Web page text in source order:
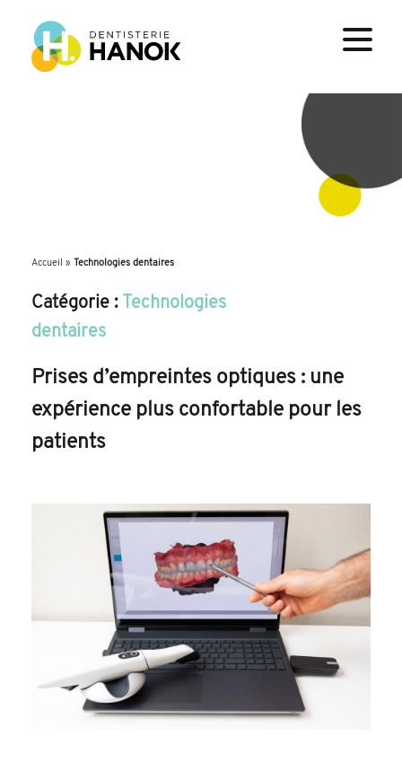
Accueil » Technologies dentaires
Catégorie :
Technologies
dentaires
Prises d’empreintes optiques : une
expérience plus confortable pour les
patients